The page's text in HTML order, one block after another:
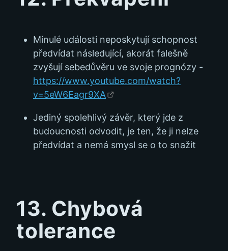
Minulé události neposkytují schopnost
předvídat následující, akorát falešně
zvyšují sebedůvěru ve svoje prognózy -
https://www.youtube.com/watch?
v=5eW6Eagr9XA
Jediný spolehlivý závěr, který jde z
budoucnosti odvodit, je ten, že ji nelze
předvídat a nemá smysl se o to snažit
13. Chybová
tolerance